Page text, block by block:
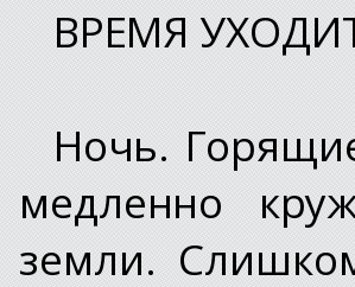
ВРЕМЯ
Ночь.
медленно
земли.